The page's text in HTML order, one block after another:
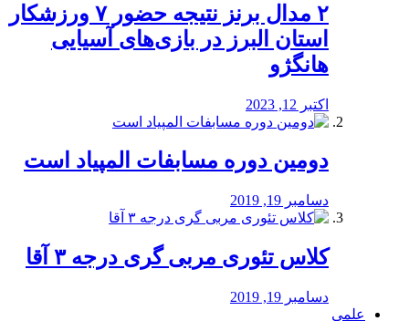
۲ مدال برنز نتیجه حضور ۷ ورزشکار
استان البرز در بازی‌های آسیایی
هانگژو
اکتبر 12, 2023
دومین دوره مسابفات المپیاد است
دسامبر 19, 2019
کلاس تئوری مربی گری درجه ۳ آقا
دسامبر 19, 2019
علمی